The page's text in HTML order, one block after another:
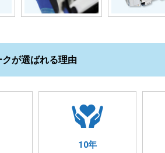
が選ばれる理由
10年